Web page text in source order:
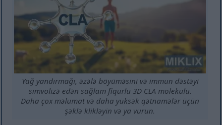
Yağ yandırmağı, əzələ böyüməsini və immun dəstəyi
simvolizə edən sağlam fiqurlu 3D CLA molekulu.
Daha çox məlumat və daha yüksək qətnamələr üçün
şəklə klikləyin və ya vurun.